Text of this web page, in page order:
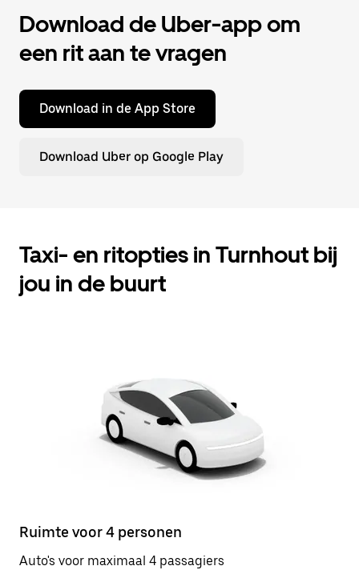
Download de Uber-app om
een rit aan te vragen
Download in de App Store
Download Uber op Google Play
Taxi- en ritopties in Turnhout bij
jou in de buurt
Ruimte voor 4 personen
Auto's voor maximaal 4 passagiers